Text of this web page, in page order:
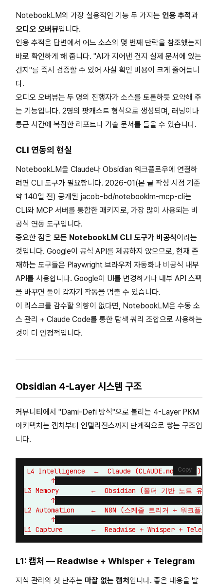
NotebookLM의 가장 실용적인 기능 두 가지는 인용 추적과
오디오 오버뷰입니다.
인용 추적은 답변에서 어느 소스의 몇 번째 단락을 참조했는지
바로 확인하게 해 줍니다. "AI가 지어낸 건지 실제 문서에 있는
건지"를 즉시 검증할 수 있어 사실 확인 비용이 크게 줄어듭니
다.
오디오 오버뷰는 두 명의 진행자가 소스를 토론하듯 요약해 주
는 기능입니다. 2명의 팟캐스트 형식으로 생성되며, 러닝이나
통근 시간에 복잡한 리포트나 기술 문서를 들을 수 있습니다.
CLI 연동의 현실
NotebookLM을 Claude나 Obsidian 워크플로우에 연결하
려면 CLI 도구가 필요합니다. 2026-01(본 글 작성 시점 기준
약 140일 전) 공개된 jacob-bd/notebooklm-mcp-cli는
CLI와 MCP 서버를 통합한 패키지로, 가장 많이 사용되는 비
공식 연동 도구입니다.
중요한 점은 모든 NotebookLM CLI 도구가 비공식이라는
것입니다. Google이 공식 API를 제공하지 않으므로, 현재 존
재하는 도구들은 Playwright 브라우저 자동화나 비공식 내부
API를 사용합니다. Google이 UI를 변경하거나 내부 API 스펙
을 바꾸면 툴이 갑자기 작동을 멈출 수 있습니다.
이 리스크를 감수할 의향이 없다면, NotebookLM은 수동 소
스 관리 + Claude Code를 통한 탐색 쿼리 조합으로 사용하는
것이 더 안정적입니다.
Obsidian 4-Layer 시스템 구조
커뮤니티에서 "Dami-Defi 방식"으로 불리는 4-Layer PKM
아키텍처는 캡처부터 인텔리전스까지 단계적으로 쌓는 구조입
니다.
L4 Intelligence  ←  Claude (CLAUDE.md + MCP)
       ↑
L3 Memory        ←  Obsidian (폴더 기반 노트 유형)
       ↑
L2 Automation    ←  N8N (스케줄 트리거 + 워크플로우)
       ↑
Copy
L1: 캡처 — Readwise + Whisper + Telegram
지식 관리의 첫 단추는 마찰 없는 캡처 입니다. 좋은 내용을 발